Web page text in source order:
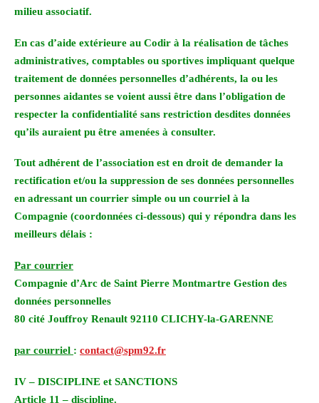
milieu associatif.
En cas d’aide extérieure au Codir à la réalisation de tâches
administratives, comptables ou sportives impliquant quelque
traitement de données personnelles d’adhérents, la ou les
personnes aidantes se voient aussi être dans l’obligation de
respecter la confidentialité sans restriction desdites données
qu’ils auraient pu être amenées à consulter.
Tout adhérent de l’association est en droit de demander la
rectification et/ou la suppression de ses données personnelles
en adressant un courrier simple ou un courriel à la
Compagnie (coordonnées ci-dessous) qui y répondra dans les
meilleurs délais :
Par courrier
Compagnie d’Arc de Saint Pierre Montmartre Gestion des
données personnelles
80 cité Jouffroy Renault 92110 CLICHY-la-GARENNE
par courriel : contact@spm92.fr
IV – DISCIPLINE et SANCTIONS
Article 11 – discipline.